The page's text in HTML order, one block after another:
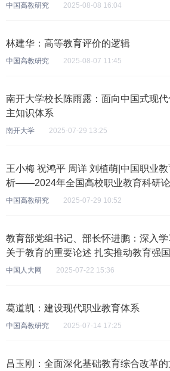
中国高教研究 2025-08-08 16:04
林建华：高等教育评价的逻辑
中国高教研究 2025-08-07 11:45
南开大学校长陈雨露：面向中国式现
主知识体系
南开大学 2025-07-29 13:25
王小梅 祝鸿平 周详 刘植萌|中国职业
析——2024年全国高校职业教育科研
中国高教研究 2025-07-29 10:52
教育部党组书记、部长怀进鹏：深入
关于教育的重要论述 扎实推动教育强
中国人大网 2025-07-22 15:36
葛道凯：建设现代职业教育体系
中国高教研究 2025-07-14 17:25
吕玉刚：全面深化基础教育综合改革